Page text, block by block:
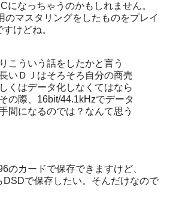
になっちゃうのかもしれません。
のマスタリングをしたものをプレイ
けどね。
こういう話をしたかと言う
いＤＪはそろそろ自分の商売
くはデータ化しなくてはなら
の際、16bit/44.1kHzでデータ
間になるのでは？なんて思う
のカードで保存できますけど、
DSDで保存したい。そんだけなので